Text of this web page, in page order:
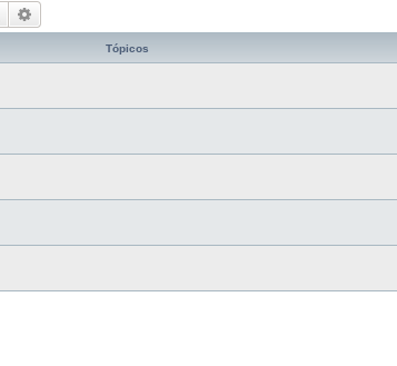
Pesquisar
Tópicos